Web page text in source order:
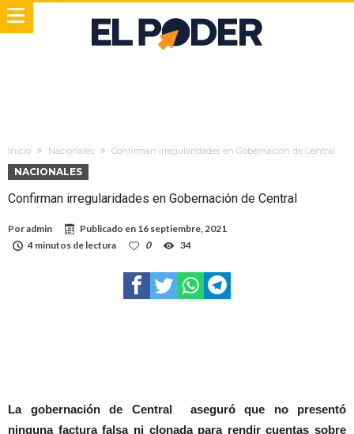
Inicio Nacionales Confirman irregularidades en Gobernación de Central
NACIONALES
Confirman irregularidades en Gobernación de Central
Poradmin Publicado en 16 septiembre, 2021
4 minutos de lectura
0 34
La gobernación de Central aseguró que no presentó
ninguna factura falsa ni clonada para rendir cuentas sobre